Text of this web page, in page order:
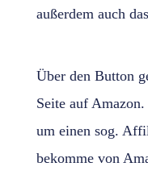
außerdem auch
Über den Button
Seite auf
um einen sog.
bekomme von